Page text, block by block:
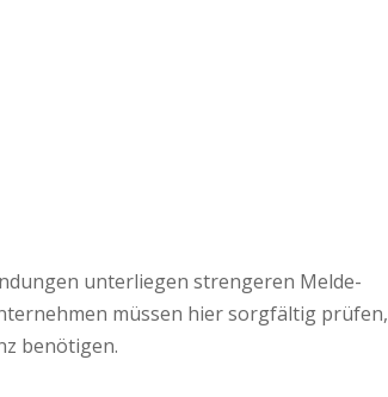
unterliegen strengeren Melde-
müssen hier sorgfältig prüfen,
benötigen.